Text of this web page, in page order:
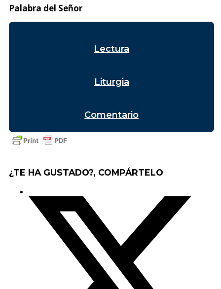
Palabra del Señor
Lectura
Liturgia
Comentario
¿TE HA GUSTADO?, COMPÁRTELO